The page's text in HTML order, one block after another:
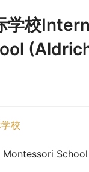
学校
校